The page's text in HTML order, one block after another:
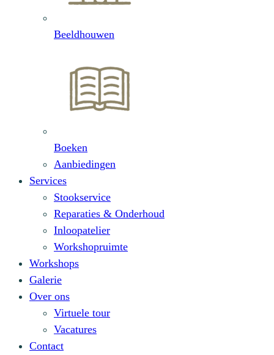
Beeldhouwen
Boeken
Aanbiedingen
Services
Stookservice
Reparaties & Onderhoud
Inloopatelier
Workshopruimte
Workshops
Galerie
Over ons
Virtuele tour
Vacatures
Contact